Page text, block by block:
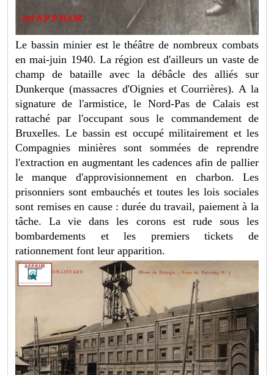
Le bassin minier est le théâtre de nombreux combats
en mai-juin 1940. La région est d'ailleurs un vaste de
champ de bataille avec la débâcle des alliés sur
Dunkerque (massacres d'Oignies et Courrières). A la
signature de l'armistice, le Nord-Pas de Calais est
rattaché par l'occupant sous le commandement de
Bruxelles. Le bassin est occupé militairement et les
Compagnies minières sont sommées de reprendre
l'extraction en augmentant les cadences afin de pallier
le manque d'approvisionnement en charbon. Les
prisonniers sont embauchés et toutes les lois sociales
sont remises en cause : durée du travail, paiement à la
tâche. La vie dans les corons est rude sous les
bombardements et les premiers tickets de
rationnement font leur apparition.